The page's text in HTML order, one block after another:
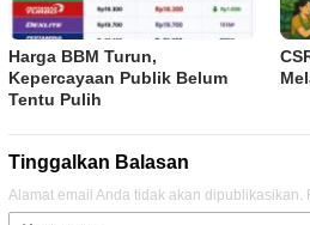
Harga BBM Turun,
Kepercayaan Publik Belum
Tentu Pulih
Tinggalkan Balasan
Alamat email Anda tidak akan dipublikasikan.